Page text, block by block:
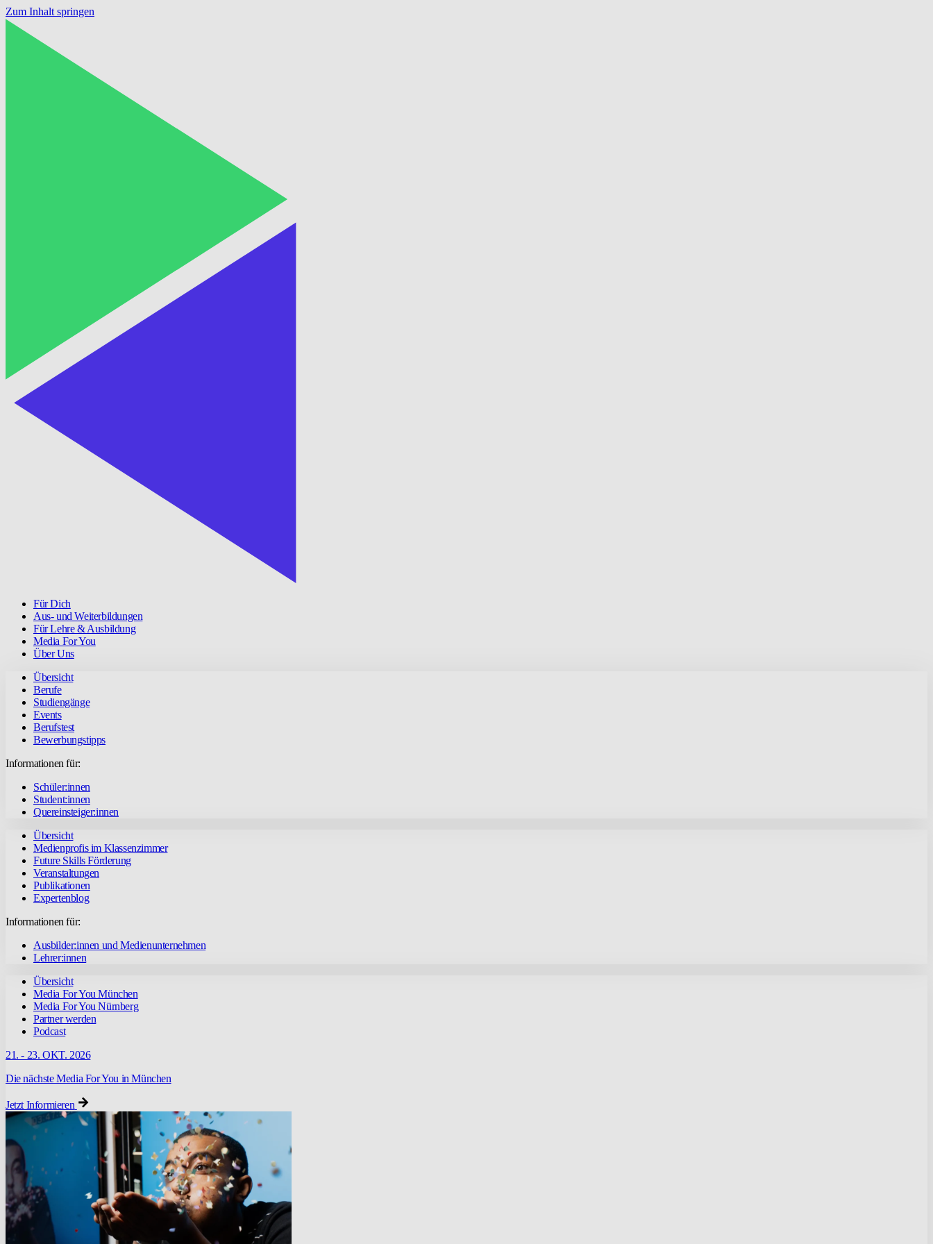
Zum Inhalt springen
Für Dich
Aus- und Weiterbildungen
Für Lehre & Ausbildung
Media For You
Über Uns
Übersicht
Berufe
Studiengänge
Events
Berufstest
Bewerbungstipps
Informationen für:
Schüler:innen
Student:innen
Quereinsteiger:innen
Übersicht
Medienprofis im Klassenzimmer
Future Skills Förderung
Veranstaltungen
Publikationen
Expertenblog
Informationen für:
Ausbilder:innen und Medienunternehmen
Lehrer:innen
Übersicht
Media For You München
Media For You Nürnberg
Partner werden
Podcast
21. - 23. OKT. 2026
Die nächste Media For You in München
Jetzt Informieren